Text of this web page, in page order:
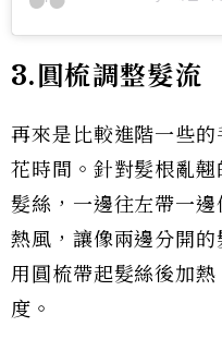
3.圓梳調整髮流
再來是比較進階一些
花時間。針對髮根亂
髮絲，一邊往左帶一
熱風，讓像兩邊分開的
用圓梳帶起髮絲後加
度。